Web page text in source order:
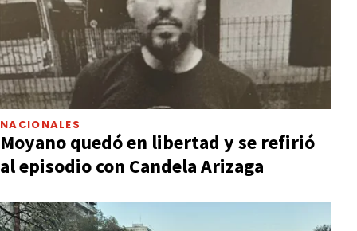
NACIONALES
Moyano quedó en libertad y se refirió
al episodio con Candela Arizaga